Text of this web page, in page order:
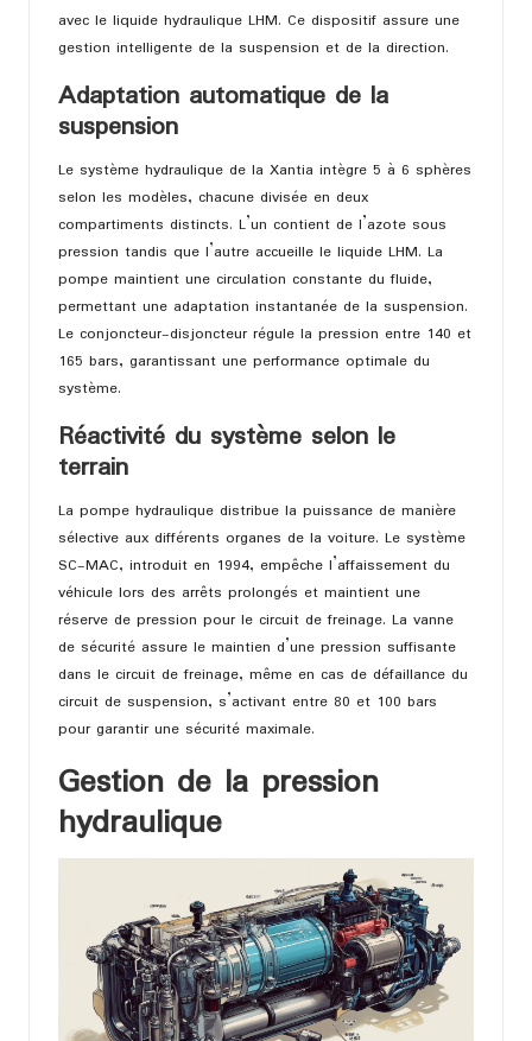
avec le liquide hydraulique LHM. Ce dispositif assure une
gestion intelligente de la suspension et de la direction.
Adaptation automatique de la
suspension
Le système hydraulique de la Xantia intègre 5 à 6 sphères
selon les modèles, chacune divisée en deux
compartiments distincts. L’un contient de l’azote sous
pression tandis que l’autre accueille le liquide LHM. La
pompe maintient une circulation constante du fluide,
permettant une adaptation instantanée de la suspension.
Le conjoncteur-disjoncteur régule la pression entre 140 et
165 bars, garantissant une performance optimale du
système.
Réactivité du système selon le
terrain
La pompe hydraulique distribue la puissance de manière
sélective aux différents organes de la voiture. Le système
SC-MAC, introduit en 1994, empêche l’affaissement du
véhicule lors des arrêts prolongés et maintient une
réserve de pression pour le circuit de freinage. La vanne
de sécurité assure le maintien d’une pression suffisante
dans le circuit de freinage, même en cas de défaillance du
circuit de suspension, s’activant entre 80 et 100 bars
pour garantir une sécurité maximale.
Gestion de la pression
hydraulique